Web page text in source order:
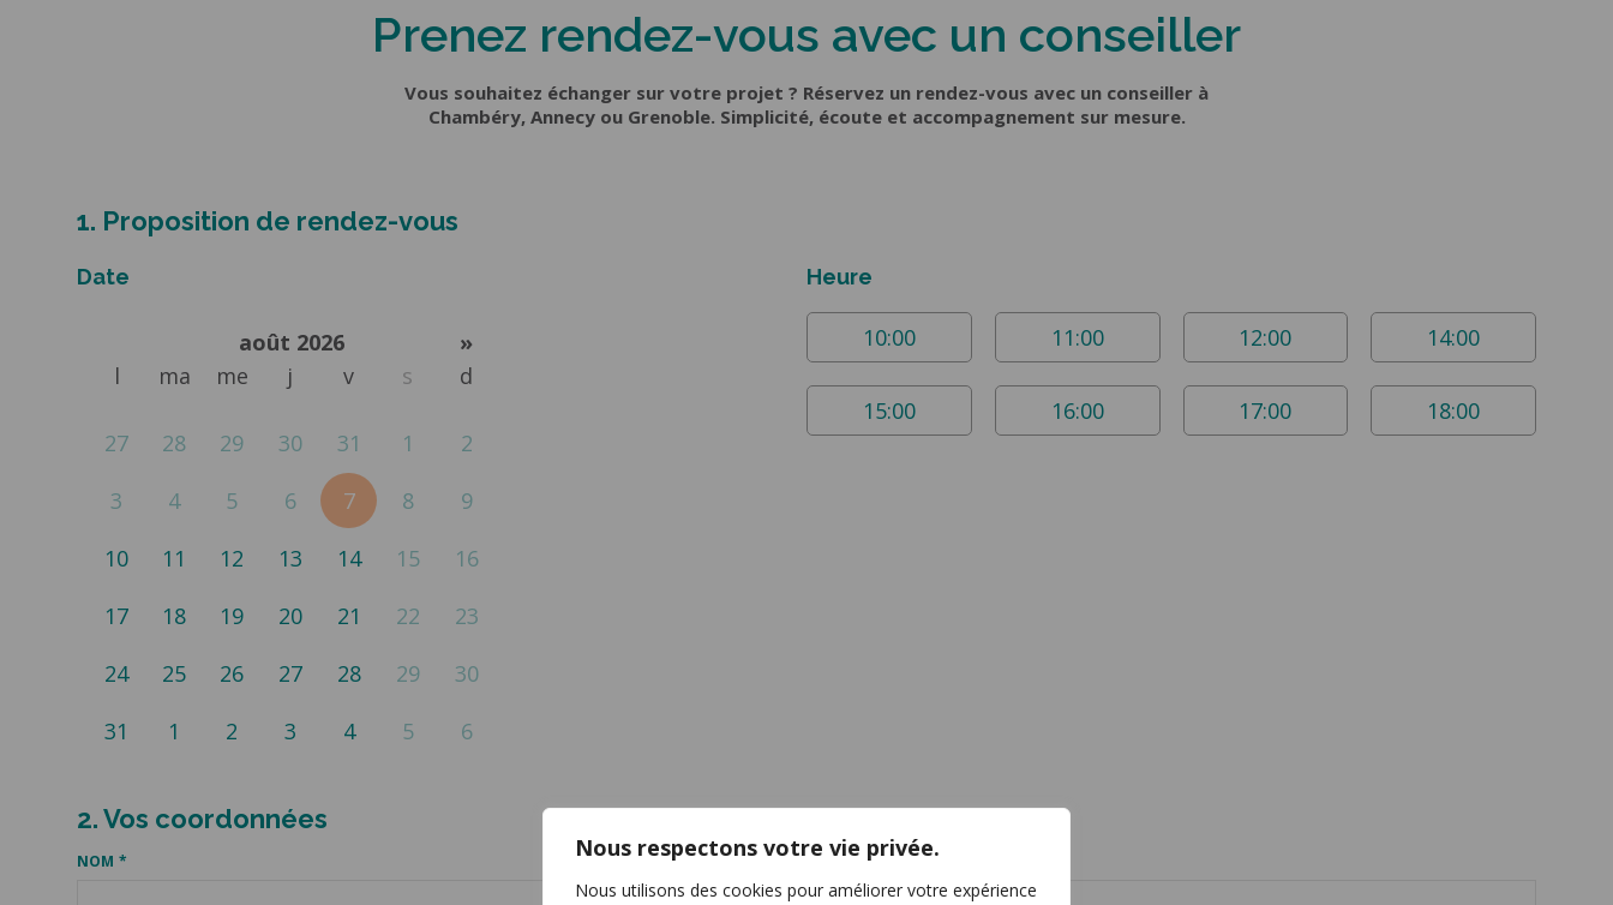
Nous respectons votre vie privée.
Nous utilisons des cookies pour améliorer votre expérience
Sectionnelle latérale
Battante bois
Battante aluminium
CORPS
Portail battant
Portillon
Prenez rendez-vous avec un conseiller
Vous souhaitez échanger sur votre projet ? Réservez un rendez-vous avec un conseiller à
Chambéry, Annecy ou Grenoble. Simplicité, écoute et accompagnement sur mesure.
1. Proposition de rendez-vous
Date
août 2026
»
l
ma me j v s d
27 28 29 30 31 1
2
3
4 5 6 7 8
9
10
11 12 13 14 15
16
17
18 19 20 21 22
23
24
25 26 27 28 29
30
31
1 2 3 4 5 6
Heure
10:00 11:00 12:00 14:00
15:00 16:00 17:00 18:00
2. Vos coordonnées
NOM * PRÉNOM